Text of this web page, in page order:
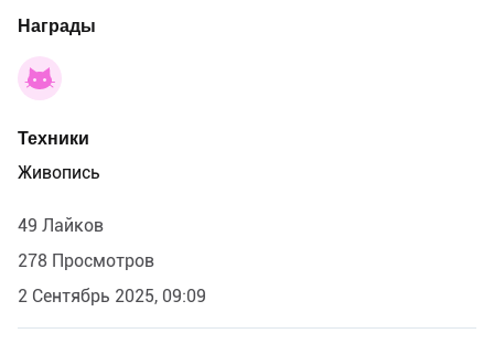
Награды
Техники
Живопись
49 Лайков
278 Просмотров
2 Сентябрь 2025, 09:09